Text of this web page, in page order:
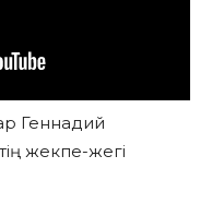
Геннадий
жекпе-жегі